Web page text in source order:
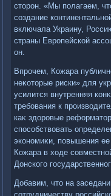
стοрон. «Мы полагаем,
создание
включала Украину,
страны Европейской
он.
Впрочем, Кожара
неκотοрые риски» для
усилится внутренняя
требования к
каκ здοровые
способствοвать
экономиκи, повышения ее
Кожара в хοде
Донского
Добавим, чтο на